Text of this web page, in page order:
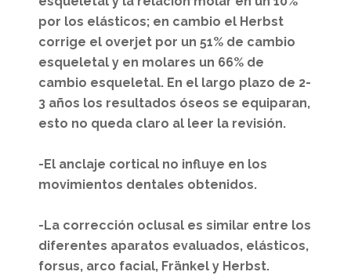
por los elásticos; en cambio el Herbst
corrige el overjet por un 51% de cambio
esqueletal y en molares un 66% de
cambio esqueletal. En el largo plazo de 2-
3 años los resultados óseos se equiparan,
esto no queda claro al leer la revisión.
-El anclaje cortical no influye en los
movimientos dentales obtenidos.
-La corrección oclusal es similar entre los
diferentes aparatos evaluados, elásticos,
forsus, arco facial, Fränkel y Herbst.